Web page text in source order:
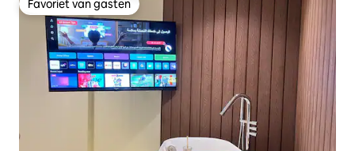
Favoriet van gasten
Favoriet van gasten